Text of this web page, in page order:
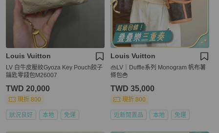
Louis Vuitton
LV 白牛皮壓紋Gyoza Key Pouch餃子
鑰匙零錢包M26007
TWD 20,000
現折 800
狀況良好 本地 免運
Louis Vuitton
👜LV｜Duffle系列 Monogram 帆布薯
條包🍟
TWD 35,000
現折 800
近新閒置品 本地 免運